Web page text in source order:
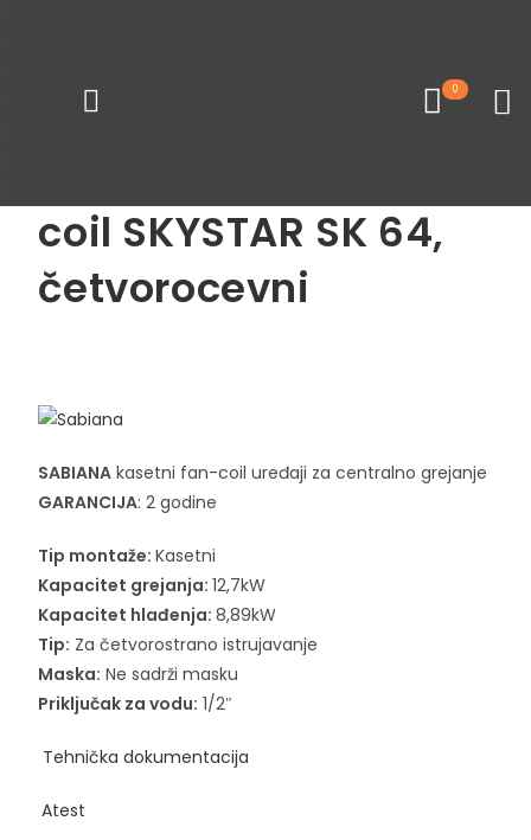
0
Kasetni fan coil uređaji
coil SKYSTAR SK 64,
četvorocevni
SABIANA kasetni fan-coil uređaji za centralno grejanje
GARANCIJA: 2 godine
Tip montaže:Kasetni
Kapacitet grejanja:12,7kW
Kapacitet hlađenja:8,89kW
Tip: Za četvorostrano istrujavanje
Maska: Ne sadrži masku
Priključak za vodu: 1/2″
Tehnička dokumentacija
Atest